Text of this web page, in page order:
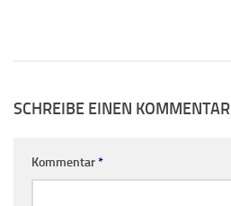
SCHREIBE EINEN KOMMENTAR
Kommentar*